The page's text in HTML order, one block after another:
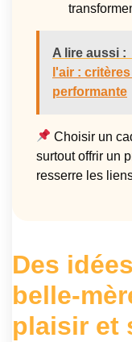
A lire aussi :
l'air :
performante
Choisir un
surtout offrir un
resserre les
Des
belle-
plaisir et